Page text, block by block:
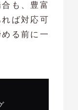
も、豊富
ば対応可
る前に一